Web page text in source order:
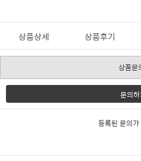
상품상세 상품후기
상품문
문의
등록된 문의